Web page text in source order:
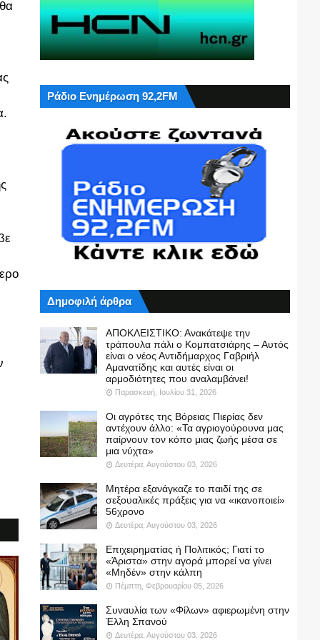
Ράδιο Ενημέρωση 92,2FM
Δημοφιλή άρθρα
ΑΠΟΚΛΕΙΣΤΙΚΟ: Ανακάτεψε την
τράπουλα πάλι ο Κομπατσιάρης – Αυτός
είναι ο νέος Αντιδήμαρχος Γαβριήλ
Αμανατίδης και αυτές είναι οι
αρμοδιότητες που αναλαμβάνει!
Παρασκευή, Ιουλίου 31, 2026
Οι αγρότες της Βόρειας Πιερίας δεν
αντέχουν άλλο: «Τα αγριογούρουνα μας
παίρνουν τον κόπο μιας ζωής μέσα σε
μια νύχτα»
Δευτέρα, Αυγούστου 03, 2026
Μητέρα εξανάγκαζε το παιδί της σε
σεξουαλικές πράξεις για να «ικανοποιεί»
56χρονο
Δευτέρα, Αυγούστου 03, 2026
Επιχειρηματίας ή Πολιτικός; Γιατί το
«Άριστα» στην αγορά μπορεί να γίνει
«Μηδέν» στην κάλπη
Πέμπτη, Φεβρουαρίου 05, 2026
Συναυλία των «Φίλων» αφιερωμένη στην
Έλλη Σπανού
Δευτέρα, Αυγούστου 03, 2026